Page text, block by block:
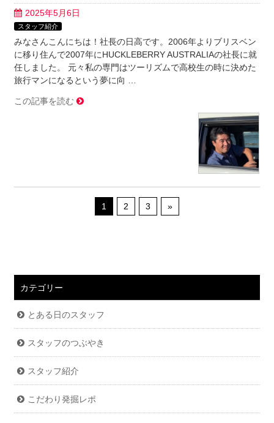
2025年5月6日
スタッフ紹介
みなさんこんにちは！社長の日高です。2006年よりブリスベン
に移り住んで2007年にHUCKLEBERRY AUSTRALIAの社長に就
任しました。 元々私の専門はツーリズムで高校生の時に決めた
旅行マンになるという夢に向 …
この記事を読む
1 2 3 »
カテゴリー
とある日のスタッフ
スタッフのつぶやき
スタッフ紹介
こだわり発掘レポ